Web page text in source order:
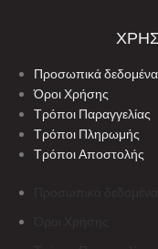
Προσωπικά δεδομένα
Όροι Χρήσης
Τρόποι Παραγγελίας
Τρόποι Πληρωμής
Τρόποι Αποστολής